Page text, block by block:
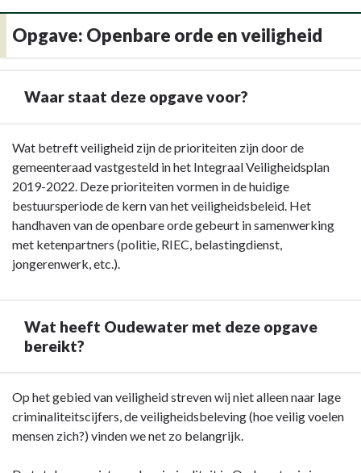
met
deze
opgave
Opgave:
Dienstbare
organisatie
hebben
gedaan?
Opgave: Openbare orde en veiligheid
Waar staat deze opgave voor?
Terug
naar
navigatie
Opgave:
Openbare
orde
Waar
opgave
voor?
Wat betreft veiligheid zijn de prioriteiten zijn door de
gemeenteraad vastgesteld in het Integraal Veiligheidsplan
2019-2022. Deze prioriteiten vormen in de huidige
bestuursperiode de kern van het veiligheidsbeleid. Het
handhaven van de openbare orde gebeurt in samenwerking
met ketenpartners (politie, RIEC, belastingdienst,
jongerenwerk, etc.).
Wat heeft Oudewater met deze opgave
bereikt?
Terug
naar
navigatie
Op het gebied van veiligheid streven wij niet alleen naar lage
criminaliteitscijfers, de veiligheidsbeleving (hoe veilig voelen
mensen zich?) vinden we net zo belangrijk.